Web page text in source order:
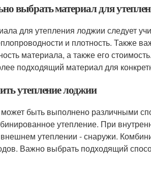
выбрать материал для
для утепления лоджии следует
и плотность. Также
материала, а также его
подходящий материал для
утепление лоджии
быть выполнено различными
утепление. При
утеплении - снаружи.
Важно выбрать подходящий